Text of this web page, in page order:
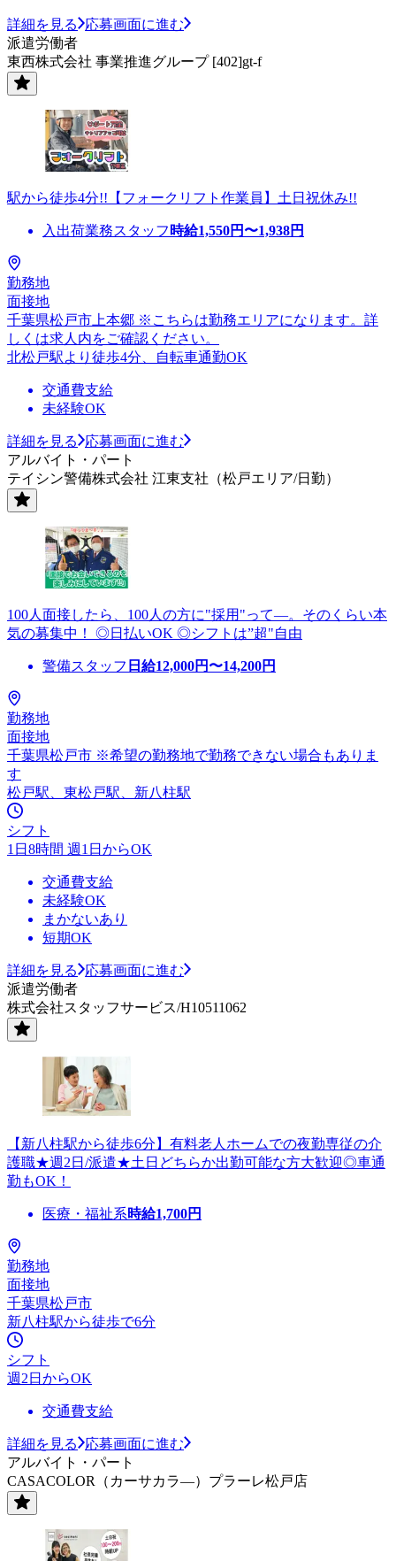
詳細を見る
応募画面に進む
派遣労働者
東西株式会社 事業推進グループ [402]gt-f
駅から徒歩4分!!【フォークリフト作業員】土日祝休み!!
入出荷業務スタッフ 時給1,550円〜1,938円
勤務地
面接地
千葉県松戸市上本郷 ※こちらは勤務エリアになります。詳
しくは求人内をご確認ください。
北松戸駅より徒歩4分、自転車通勤OK
交通費支給
未経験OK
詳細を見る
応募画面に進む
アルバイト・パート
テイシン警備株式会社 江東支社（松戸エリア/日勤）
100人面接したら、100人の方に"採用"って―。そのくらい本
気の募集中！ ◎日払いOK ◎シフトは”超"自由
警備スタッフ 日給12,000円〜14,200円
勤務地
面接地
千葉県松戸市 ※希望の勤務地で勤務できない場合もありま
す
松戸駅、東松戸駅、新八柱駅
シフト
1日8時間 週1日からOK
交通費支給
未経験OK
まかないあり
短期OK
詳細を見る
応募画面に進む
派遣労働者
株式会社スタッフサービス/H10511062
【新八柱駅から徒歩6分】有料老人ホームでの夜勤専従の介
護職★週2日/派遣★土日どちらか出勤可能な方大歓迎◎車通
勤もOK！
医療・福祉系時給1,700円
勤務地
面接地
千葉県松戸市
新八柱駅から徒歩で6分
シフト
週2日からOK
交通費支給
詳細を見る
応募画面に進む
アルバイト・パート
CASACOLOR（カーサカラ―）プラーレ松戸店